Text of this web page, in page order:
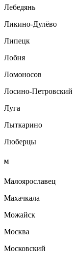
Лебедянь
Ликино-Дулёво
Липецк
Лобня
Ломоносов
Лосино-Петровский
Луга
Лыткарино
Люберцы
М
Малоярославец
Махачкала
Можайск
Москва
Московский